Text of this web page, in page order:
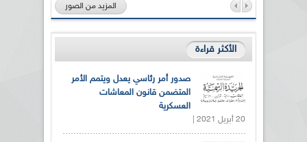
المزيد من الصور
الأكثر قراءة
صدور أمر رئاسي يعدل ويتمم الأمر
المتضمن قانون المعاشات
العسكرية
20 أبريل 2021 |